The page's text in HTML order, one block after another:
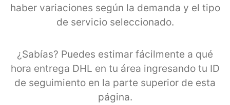
haber variaciones según la demanda y el tipo
de servicio seleccionado.
¿Sabías? Puedes estimar fácilmente a qué
hora entrega DHL en tu área ingresando tu ID
de seguimiento en la parte superior de esta
página.